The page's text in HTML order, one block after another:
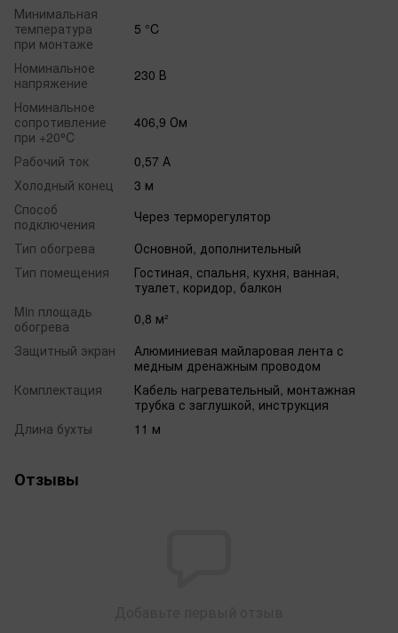
Минимальная
температура
при монтаже
5 °C
Номинальное
напряжение
230 В
Номинальное
сопротивление
при +20⁰C
406,9 Ом
Рабочий ток
0,57 А
Холодный конец
3 м
Способ
подключения
Через терморегулятор
Тип обогрева
Основной, дополнительный
Тип помещения
Гостиная, спальня, кухня, ванная,
туалет, коридор, балкон
Min площадь
обогрева
0,8 м²
Защитный экран
Алюминиевая майларовая лента с
медным дренажным проводом
Комплектация
Кабель нагревательный, монтажная
трубка с заглушкой, инструкция
Длина бухты
11 м
Отзывы